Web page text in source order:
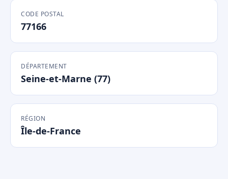
CODE POSTAL
77166
DÉPARTEMENT
Seine-et-Marne (77)
RÉGION
Île-de-France